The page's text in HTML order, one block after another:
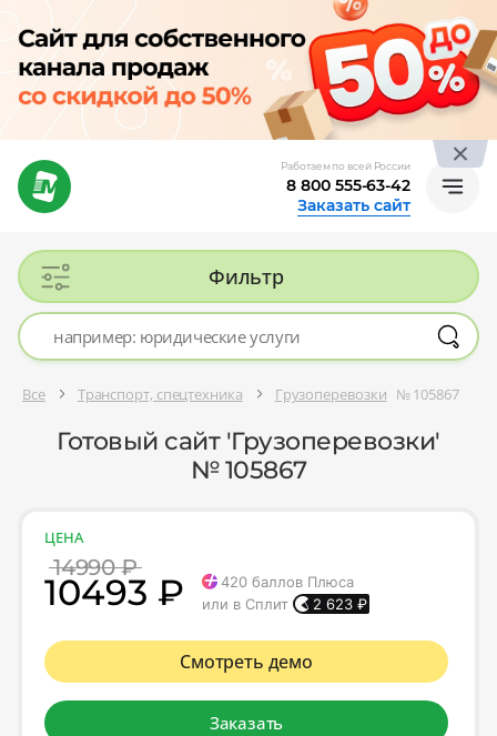
Работаем по всей России
8 800 555-63-42
Заказать сайт
Фильтр
Все Транспорт, спецтехника Грузоперевозки № 105867
Готовый сайт 'Грузоперевозки'
№ 105867
ЦЕНА
14990 ₽
10493 ₽ 420 баллов Плюса
или в Сплит
2 623 ₽
Смотреть демо
Заказать